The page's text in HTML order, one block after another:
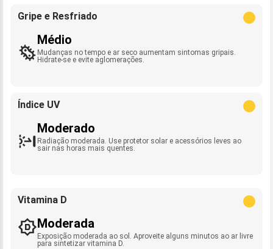
Gripe e Resfriado
Médio
Mudanças no tempo e ar seco aumentam sintomas gripais.
Hidrate-se e evite aglomerações.
Índice UV
Moderado
Radiação moderada. Use protetor solar e acessórios leves ao
sair nas horas mais quentes.
Vitamina D
Moderada
Exposição moderada ao sol. Aproveite alguns minutos ao ar livre
para sintetizar vitamina D.